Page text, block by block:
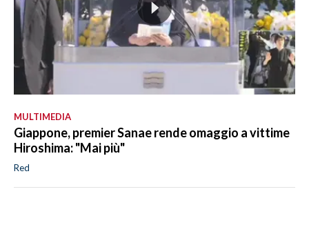
MULTIMEDIA
Giappone, premier Sanae rende omaggio a vittime
Hiroshima: "Mai più"
Red